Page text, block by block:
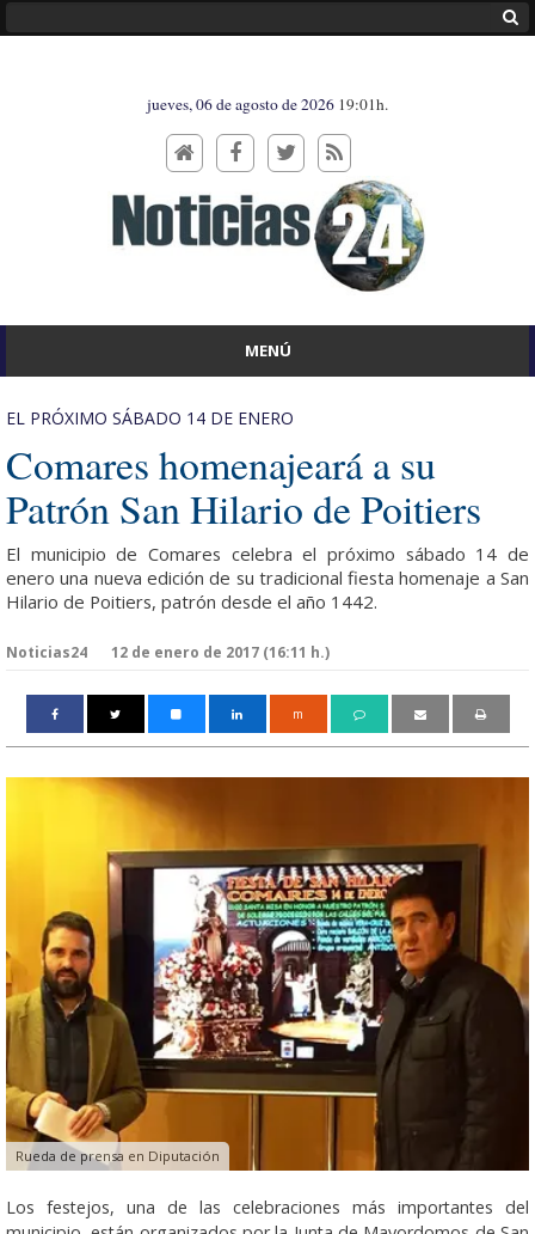
jueves, 06 de agosto de 2026 19:01h.
MENÚ
EL PRÓXIMO SÁBADO 14 DE ENERO
Comares homenajeará a su
Patrón San Hilario de Poitiers
El municipio de Comares celebra el próximo sábado 14 de
enero una nueva edición de su tradicional fiesta homenaje a San
Hilario de Poitiers, patrón desde el año 1442.
Noticias24 12 de enero de 2017 (16:11 h.)
m
Rueda de prensa en Diputación
Los festejos, una de las celebraciones más importantes del